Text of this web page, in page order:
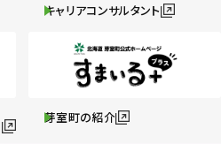
キャリアコンサルタント
芽室町の紹介